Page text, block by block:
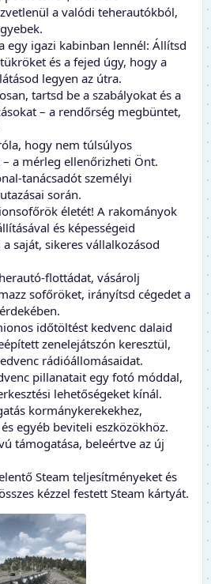
a valódi teherautókból,
egy igazi kabinban lennél: Állítsd
és a fejed úgy, hogy a
legyen az útra.
tartsd be a szabályokat és a
– a rendőrség megbüntet,
hogy nem túlsúlyos
a mérleg ellenőrizheti Önt.
tanácsadót személyi
során.
életét! A rakományok
és képességeid
saját, sikeres vállalkozásod
flottádat, vásárolj
sofőröket, irányítsd cégedet a
időtöltést kedvenc dalaid
zenelejátszón keresztül,
rádióállomásaidat.
pillanatait egy fotó móddal,
lehetőségeket kínál.
kormánykerekekhez,
egyéb beviteli eszközökhöz.
támogatása, beleértve az új
Steam teljesítményeket és
kézzel festett Steam kártyát.